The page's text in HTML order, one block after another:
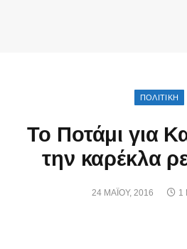
ΠΟΛΙΤΙΚΗ
Το Ποτάμι για
την καρέκλα
24 ΜΑΪ́ΟΥ, 2016 1